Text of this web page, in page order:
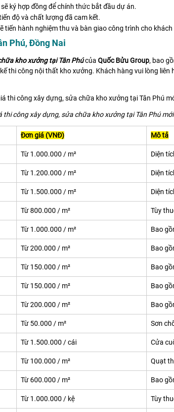
ký hợp đồng để chính thức bắt đầu dự án.
độ và chất lượng đã cam kết.
tiến hành nghiệm thu và bàn giao công trình cho khách
Phú, Đồng Nai
kho xưởng tại Tân Phúcủa Quốc Bửu Group, bao
thi công nội thất kho xưởng. Khách hàng vui lòng
thi công xây dựng, sửa chữa kho xưởng tại Tân Phú
Đơn giá (VNĐ) Mô tả
Từ 1.000.000 / m² Diện
Từ 1.200.000 / m² Diện
Từ 1.500.000 / m² Diện
Từ 800.000 / m² Tùy
Từ 1.000.000 / m² Bao
Từ 200.000 / m² Bao
Từ 150.000 / m² Bao
Từ 150.000 / m² Bao
Từ 200.000 / m² Bao
Từ 50.000 / m² Sơn
Từ 1.500.000 / cái Cửa
Từ 100.000 / m² Quạt
Từ 600.000 / m² Bao
Từ 1.000.000 / kệ Tùy